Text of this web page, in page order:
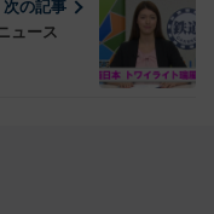
次の記事
ュース